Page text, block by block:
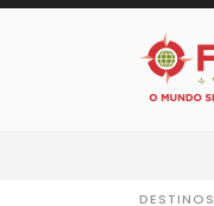
DESTINOS